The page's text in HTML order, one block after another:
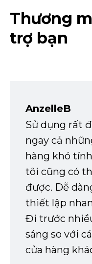
Thương
trợ bạn
AnzelleB
Sử dụng rất
ngay cả
hàng khó
tôi cũng có
được. Dễ
thiết lập
Đi trước
sáng so với
cửa hàng